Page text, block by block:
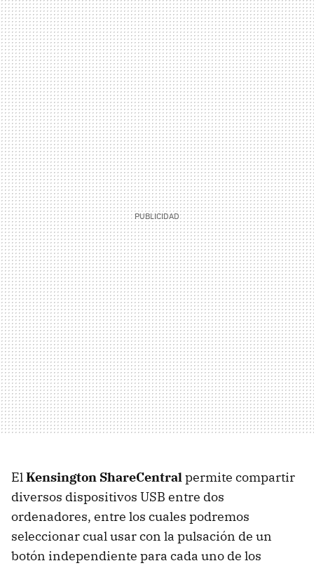
ElKensington ShareCentralpermite compartir
diversos dispositivos USB entre dos
ordenadores, entre los cuales podremos
seleccionar cual usar con la pulsación de un
botón independiente para cada uno de los